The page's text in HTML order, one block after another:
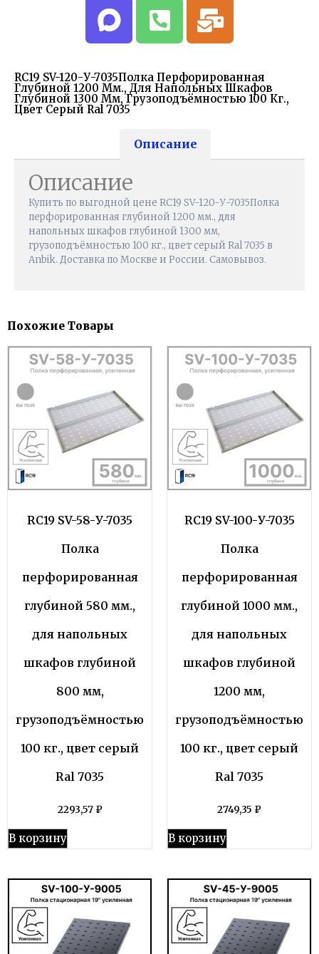
RC19 SV-120-У-7035Полка Перфорированная
Глубиной 1200 Мм., Для Напольных Шкафов
Глубиной 1300 Мм, Грузоподъёмностью 100 Кг.,
Цвет Серый Ral 7035
Описание
Описание
Купить по выгодной цене RC19 SV-120-У-7035Полка
перфорированная глубиной 1200 мм., для
напольных шкафов глубиной 1300 мм,
грузоподъёмностью 100 кг., цвет серый Ral 7035 в
Anbik. Доставка по Москве и России. Самовывоз.
Похожие Товары
RC19 SV-58-У-7035
Полка
перфорированная
глубиной 580 мм.,
для напольных
шкафов глубиной
800 мм,
грузоподъёмностью
100 кг., цвет серый
Ral 7035
2293,57 ₽
В корзину
RC19 SV-100-У-7035
Полка
перфорированная
глубиной 1000 мм.,
для напольных
шкафов глубиной
1200 мм,
грузоподъёмностью
100 кг., цвет серый
Ral 7035
2749,35 ₽
В корзину